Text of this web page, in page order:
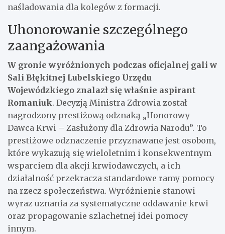
naśladowania dla kolegów z formacji.
Uhonorowanie szczególnego
zaangażowania
W gronie wyróżnionych podczas oficjalnej gali w
Sali Błękitnej Lubelskiego Urzędu
Wojewódzkiego znalazł się właśnie aspirant
Romaniuk. Decyzją Ministra Zdrowia został
nagrodzony prestiżową odznaką „Honorowy
Dawca Krwi – Zasłużony dla Zdrowia Narodu”. To
prestiżowe odznaczenie przyznawane jest osobom,
które wykazują się wieloletnim i konsekwentnym
wsparciem dla akcji krwiodawczych, a ich
działalność przekracza standardowe ramy pomocy
na rzecz społeczeństwa. Wyróżnienie stanowi
wyraz uznania za systematyczne oddawanie krwi
oraz propagowanie szlachetnej idei pomocy
innym.